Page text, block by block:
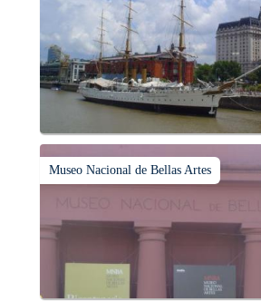
Museo Nacional de Bellas Artes